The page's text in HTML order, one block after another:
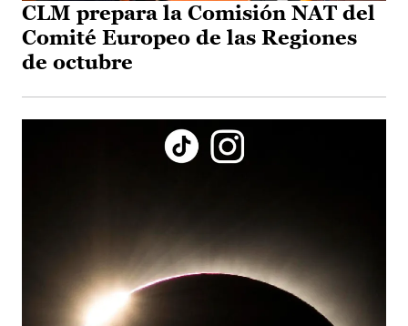
CLM prepara la Comisión NAT del
Comité Europeo de las Regiones
de octubre